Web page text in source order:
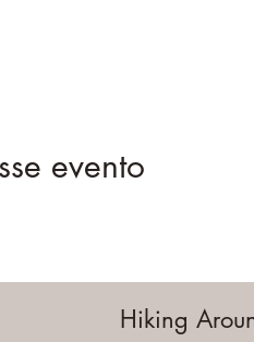
evento
Hiking